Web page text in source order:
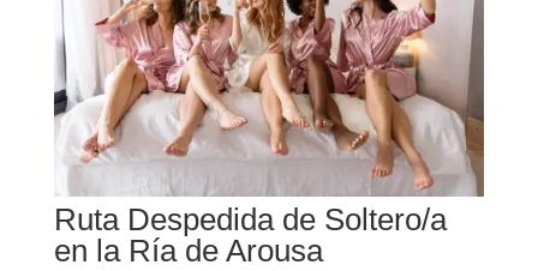
Ruta Despedida de Soltero/a
en la Ría de Arousa